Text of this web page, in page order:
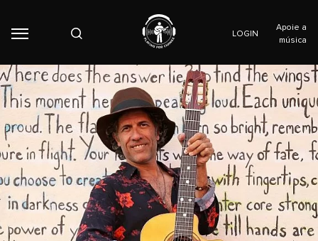
LOGIN
Apoie a
música